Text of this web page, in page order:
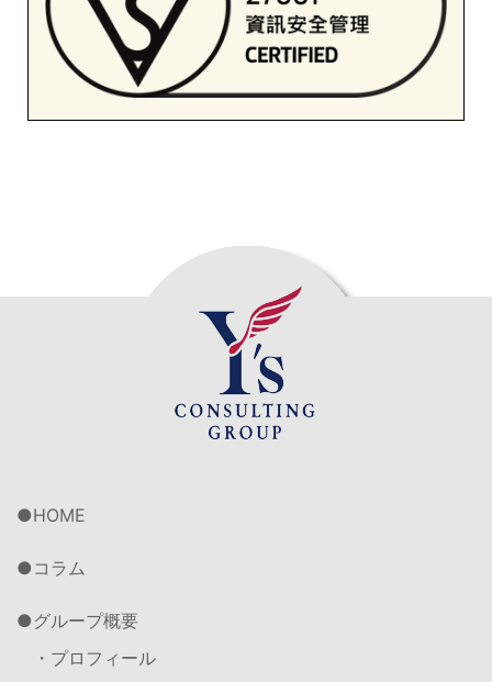
HOME
コラム
グループ概要
・プロフィール